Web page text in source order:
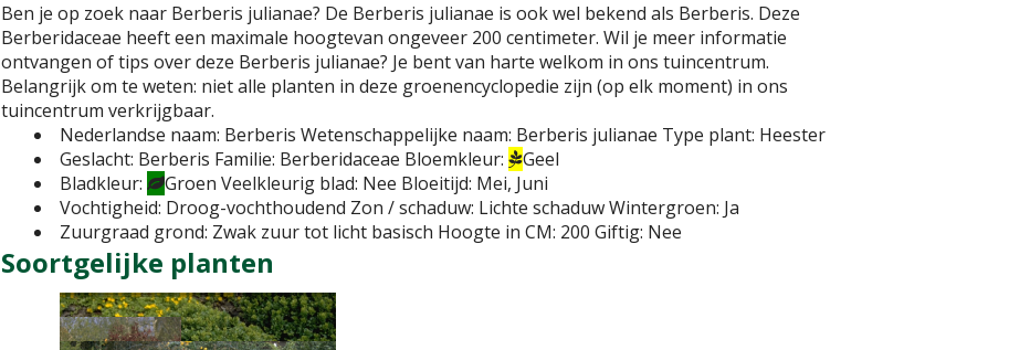
Ben je op zoek naar Berberis julianae? De Berberis julianae is ook wel bekend als Berberis. Deze
Berberidaceae heeft een maximale hoogtevan ongeveer 200 centimeter. Wil je meer informatie
ontvangen of tips over deze Berberis julianae? Je bent van harte welkom in ons tuincentrum.
Belangrijk om te weten: niet alle planten in deze groenencyclopedie zijn (op elk moment) in ons
tuincentrum verkrijgbaar.
Nederlandse naam: Berberis Wetenschappelijke naam: Berberis julianae Type plant: Heester
Geslacht: Berberis Familie: Berberidaceae Bloemkleur:
Geel
Bladkleur:
Groen Veelkleurig blad: Nee Bloeitijd: Mei, Juni
Vochtigheid: Droog-vochthoudend Zon / schaduw: Lichte schaduwWintergroen: Ja
Zuurgraad grond: Zwak zuur tot licht basisch Hoogte in CM: 200 Giftig: Nee
Soortgelijke planten